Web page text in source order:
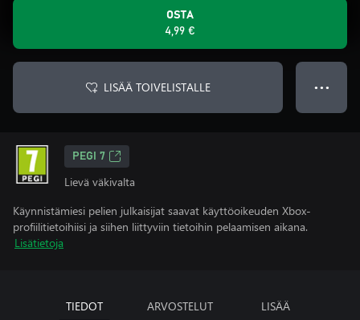
OSTA
4,99 €
LISÄÄ TOIVELISTALLE ● ● ●
PEGI 7
Lievä väkivalta
Käynnistämiesi pelien julkaisijat saavat käyttöoikeuden Xbox-
profiilitietoihiisi ja siihen liittyviin tietoihin pelaamisen aikana.
Lisätietoja
TIEDOT ARVOSTELUT LISÄÄ